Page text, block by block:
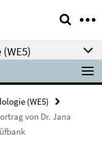
(WE5)
von Dr. Jana